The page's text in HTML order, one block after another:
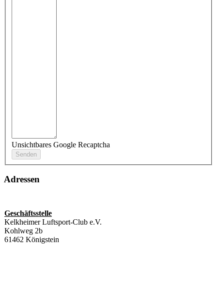
Unsichtbares Google Recaptcha
Adressen
Geschäftsstelle
Kelkheimer Luftsport-Club e.V.
Kohlweg 2b
61462 Königstein